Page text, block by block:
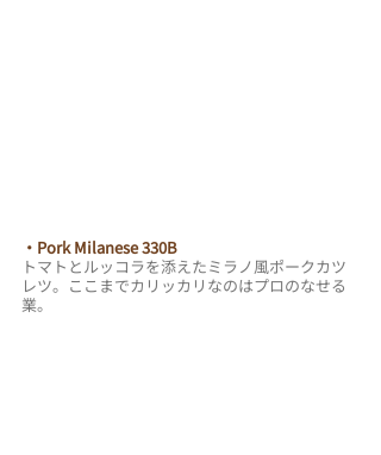
・Pork Milanese 330B
トマトとルッコラを添えたミラノ風ポークカツ
レツ。ここまでカリッカリなのはプロのなせる
業。